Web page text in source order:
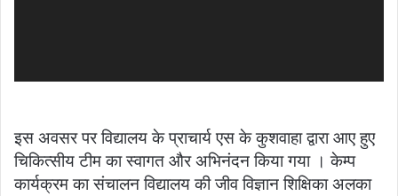
इस अवसर पर विद्यालय के प्राचार्य एस के कुशवाहा द्वारा आए हुए
चिकित्सीय टीम का स्वागत और अभिनंदन किया गया । केम्प
कार्यक्रम का संचालन विद्यालय की जीव विज्ञान शिक्षिका अलका